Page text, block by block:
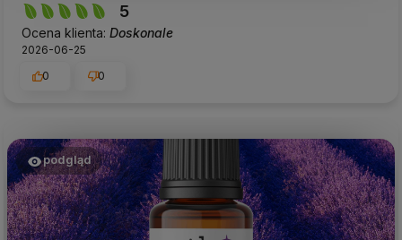
5
Ocena klienta: Doskonale
2026-06-25
0
0
podgląd